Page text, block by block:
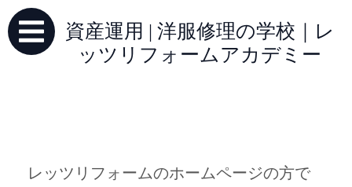
資産運用 | 洋服修理の学校｜レ
ッツリフォームアカデミー
レッツリフォームのホームページの方で